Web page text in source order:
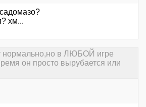
хм...
нормально,но в ЛЮБОЙ игре
он просто вырубается или